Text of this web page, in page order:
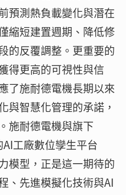
預測熱負載變化與潛在
縮短建置週期、降低修
的反覆調整。更重要的
得更高的可視性與信
了施耐德電機長期以來
與智慧化管理的承諾，
施耐德電機與旗下
AI工廠數位孿生平台
模型，正是這一期待的
、先進模擬化技術與AI